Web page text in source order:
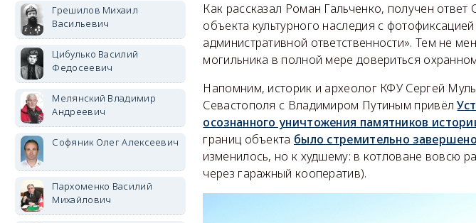
Как рассказал Роман Гальченко, получен
объекта культурного наследия с
административной ответственности». Тем не
могильника в полной мере довериться
Напомним, историк и археолог КФУ Сергей
Севастополя с Владимиром Путиным привёл
осознанного уничтожения памятников
границ объекта было стремительно завершено
изменилось, но к худшему: в котловане вовсю
через гаражный кооператив).
Грешилов Михаил
Васильевич
Цибулько Василий
Федосеевич
Мелянский Владимир
Андреевич
Софяник Олег Алексеевич
Пархоменко Василий
Михайлович